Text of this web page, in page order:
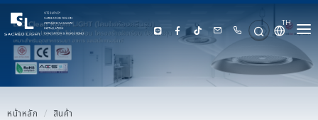
TH
HOME
หน้าหลัก
สินค้า